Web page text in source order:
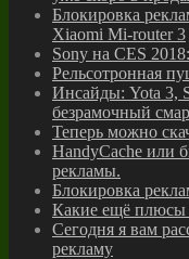
Блокировка
Xiaomi Mi-router 3
Sony на CES
Рельсотронная
Инсайды: Yota 3,
безрамочный
Теперь можно
HandyCache или
рекламы.
Блокировка
Какие ещё плюсы
Сегодня я вам
рекламу